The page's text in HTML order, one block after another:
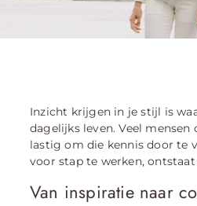
Inzicht krijgen in je stijl is
dagelijks leven. Veel
lastig om die kennis door te
voor stap te werken,
Van inspiratie naar